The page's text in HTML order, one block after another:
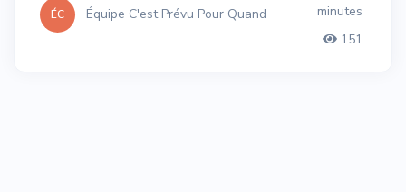
ÉC Équipe C'est Prévu Pour Quand
minutes
151